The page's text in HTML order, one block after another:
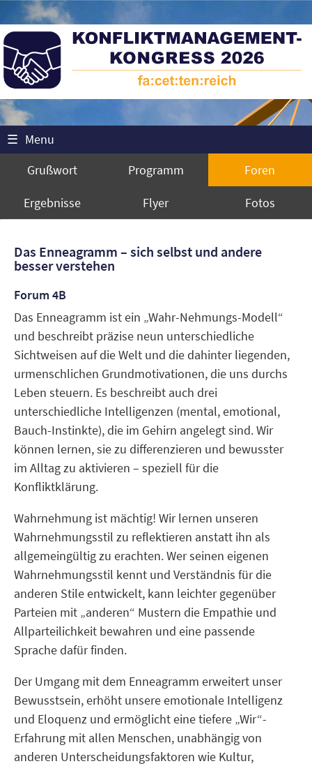
☰ Menu
Grußwort
Programm Foren
Ergebnisse Flyer Fotos
Das Enneagramm – sich selbst und andere
besser verstehen
Forum 4B
Das Enneagramm ist ein „Wahr-Nehmungs-Modell“
und beschreibt präzise neun unterschiedliche
Sichtweisen auf die Welt und die dahinter liegenden,
urmenschlichen Grundmotivationen, die uns durchs
Leben steuern. Es beschreibt auch drei
unterschiedliche Intelligenzen (mental, emotional,
Bauch-Instinkte), die im Gehirn angelegt sind. Wir
können lernen, sie zu differenzieren und bewusster
im Alltag zu aktivieren – speziell für die
Konfliktklärung.
Wahrnehmung ist mächtig! Wir lernen unseren
Wahrnehmungsstil zu reflektieren anstatt ihn als
allgemeingültig zu erachten. Wer seinen eigenen
Wahrnehmungsstil kennt und Verständnis für die
anderen Stile entwickelt, kann leichter gegenüber
Parteien mit „anderen“ Mustern die Empathie und
Allparteilichkeit bewahren und eine passende
Sprache dafür finden.
Der Umgang mit dem Enneagramm erweitert unser
Bewusstsein, erhöht unsere emotionale Intelligenz
und Eloquenz und ermöglicht eine tiefere „Wir“-
Erfahrung mit allen Menschen, unabhängig von
anderen Unterscheidungsfaktoren wie Kultur,